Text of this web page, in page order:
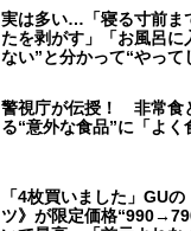
実は多い…「寝る寸前ま
たを剥がす」「お風呂に
ない”と分かって“やって
警視庁が伝授！ 非常食
る“意外な食品”に「よく
「4枚買いました」GU
ツ》が限定価格